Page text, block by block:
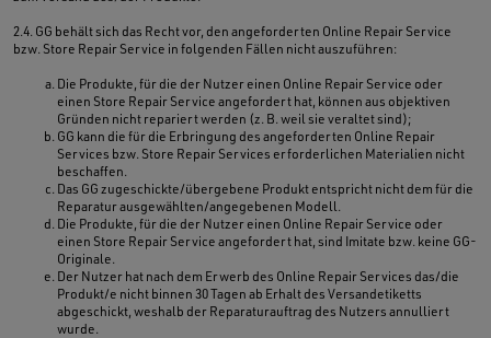
2.4. GG behält sich das Recht vor, den angeforderten Online Repair Service
bzw. Store Repair Service in folgenden Fällen nicht auszuführen:
Die Produkte, für die der Nutzer einen Online Repair Service oder
einen Store Repair Service angefordert hat, können aus objektiven
Gründen nicht repariert werden (z. B. weil sie veraltet sind);
GG kann die für die Erbringung des angeforderten Online Repair
Services bzw. Store Repair Services erforderlichen Materialien nicht
beschaffen.
Das GG zugeschickte/übergebene Produkt entspricht nicht dem für die
Reparatur ausgewählten/angegebenen Modell.
Die Produkte, für die der Nutzer einen Online Repair Service oder
einen Store Repair Service angefordert hat, sind Imitate bzw. keine GG-
Originale.
Der Nutzer hat nach dem Erwerb des Online Repair Services das/die
Produkt/e nicht binnen 30 Tagen ab Erhalt des Versandetiketts
abgeschickt, weshalb der Reparaturauftrag des Nutzers annulliert
wurde.